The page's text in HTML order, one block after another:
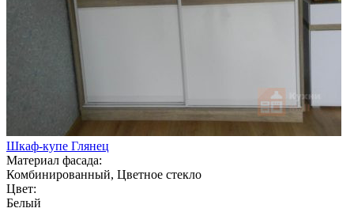
Шкаф-купе Глянец
Материал фасада:
Комбинированный, Цветное стекло
Цвет:
Белый